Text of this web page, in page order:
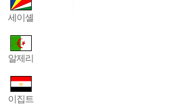
세이셸
알제리
이집트